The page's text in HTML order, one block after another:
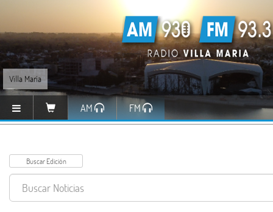
Villa María
AM FM